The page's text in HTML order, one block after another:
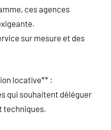
ces agences
sur mesure et des
locative** :
qui souhaitent déléguer
techniques.